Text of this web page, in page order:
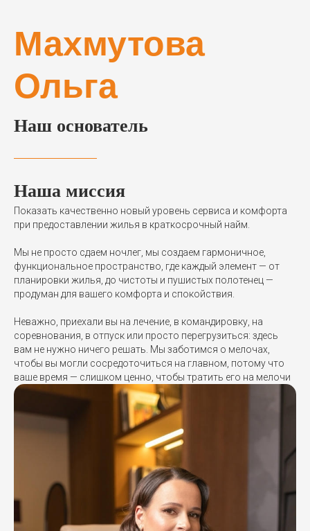
Махмутова
Ольга
Наш основатель
Наша миссия
Показать качественно новый уровень сервиса и комфорта
при предоставлении жилья в краткосрочный найм.
Мы не просто сдаем ночлег, мы создаем гармоничное,
функциональное пространство, где каждый элемент — от
планировки жилья, до чистоты и пушистых полотенец —
продуман для вашего комфорта и спокойствия.
Неважно, приехали вы на лечение, в командировку, на
соревнования, в отпуск или просто перегрузиться: здесь
вам не нужно ничего решать. Мы заботимся о мелочах,
чтобы вы могли сосредоточиться на главном, потому что
ваше время — слишком ценно, чтобы тратить его на мелочи